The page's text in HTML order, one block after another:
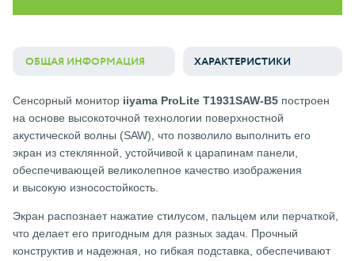
ОБЩАЯ ИНФОРМАЦИЯ ХАРАКТЕРИСТИКИ
Сенсорный монитор iiyama ProLite T1931SAW-B5 построен
на основе высокоточной технологии поверхностной
акустической волны (SAW), что позволило выполнить его
экран из стеклянной, устойчивой к царапинам панели,
обеспечивающей великолепное качество изображения
и высокую износостойкость.
Экран распознает нажатие стилусом, пальцем или перчаткой,
что делает его пригодным для разных задач. Прочный
конструктив и надежная, но гибкая подставка, обеспечивают